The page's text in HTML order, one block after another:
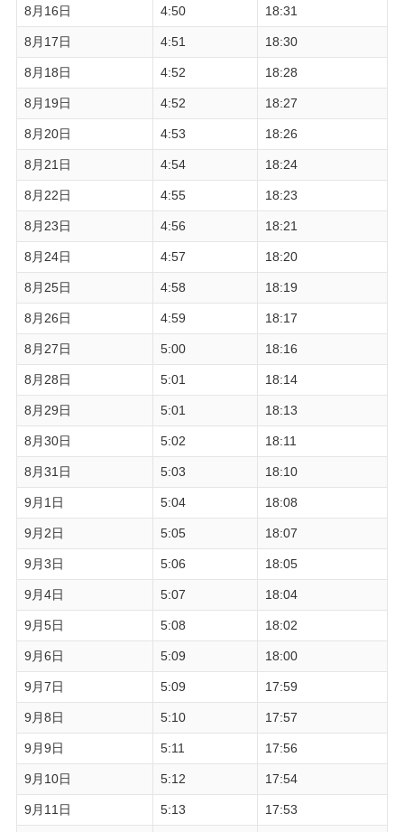
8月16日 4:50 18:31
8月17日 4:51 18:30
8月18日 4:52 18:28
8月19日 4:52 18:27
8月20日 4:53 18:26
8月21日 4:54 18:24
8月22日 4:55 18:23
8月23日 4:56 18:21
8月24日 4:57 18:20
8月25日 4:58 18:19
8月26日 4:59 18:17
8月27日 5:00 18:16
8月28日 5:01 18:14
8月29日 5:01 18:13
8月30日 5:02 18:11
8月31日 5:03 18:10
9月1日 5:04 18:08
9月2日 5:05 18:07
9月3日 5:06 18:05
9月4日 5:07 18:04
9月5日 5:08 18:02
9月6日 5:09 18:00
9月7日 5:09 17:59
9月8日 5:10 17:57
9月9日 5:11 17:56
9月10日 5:12 17:54
9月11日 5:13 17:53